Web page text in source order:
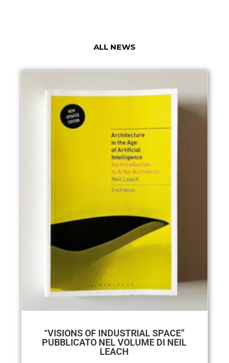
ALL NEWS
“VISIONS OF INDUSTRIAL SPACE”
PUBBLICATO NEL VOLUME DI NEIL
LEACH